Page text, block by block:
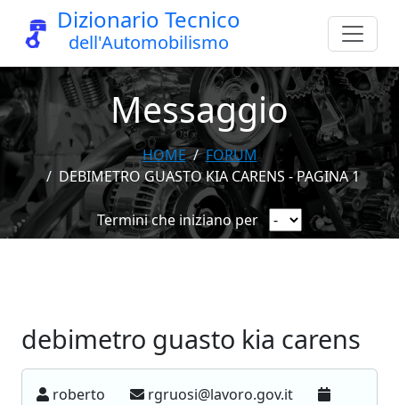
Dizionario Tecnico
dell'Automobilismo
Messaggio
HOME
FORUM
DEBIMETRO GUASTO KIA CARENS - PAGINA 1
Termini che iniziano per
debimetro guasto kia carens
roberto
rgruosi@lavoro.gov.it